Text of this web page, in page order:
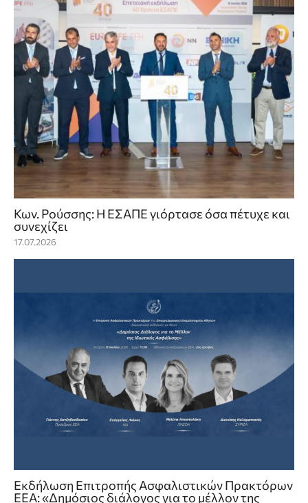
Κων. Ρούσσης: Η ΕΣΑΠΕ γιόρτασε όσα πέτυχε και
συνεχίζει
17.07.2026
Εκδήλωση Επιτροπής Ασφαλιστικών Πρακτόρων
ΕΕΑ: «Δημόσιος διάλογος για το μέλλον της